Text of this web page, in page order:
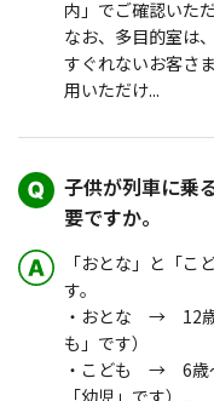
内」でご確認いただ
なお、多目的室は
すぐれないお客さ
用いただけ...
子供が列車に乗
要ですか。
「おとな」と「こ
す。
・おとな → 12歳
も」です）
・こども → 6歳